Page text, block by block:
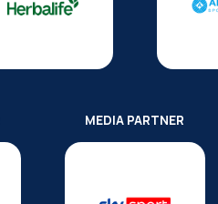
MEDIA PARTNER